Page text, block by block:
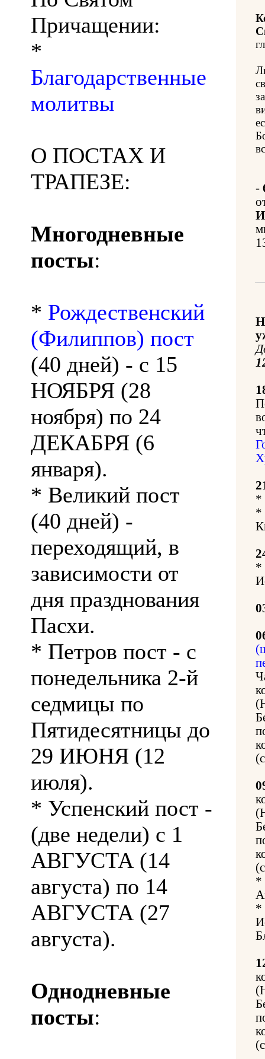
Причащении:
*
Благодарственные
молитвы
О ПОСТАХ И
ТРАПЕЗЕ:
Многодневные
посты:
* Рождественский
(Филиппов) пост
(40 дней) - с 15
НОЯБРЯ (28
ноября) по 24
ДЕКАБРЯ (6
января).
* Великий пост
(40 дней) -
переходящий, в
зависимости от
дня празднования
Пасхи.
* Петров пост - с
понедельника 2-й
седмицы по
Пятидесятницы до
29 ИЮНЯ (12
июля).
* Успенский пост -
(две недели) с 1
АВГУСТА (14
августа) по 14
АВГУСТА (27
августа).
Однодневные
посты:
-
*
*
*
*
*